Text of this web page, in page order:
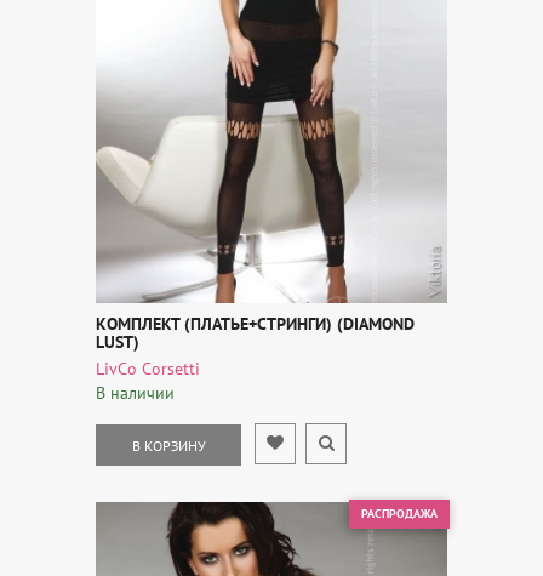
КОМПЛЕКТ (ПЛАТЬЕ+СТРИНГИ) (DIAMOND
LUST)
LivCo Corsetti
В наличии
В КОРЗИНУ
РАСПРОДАЖА